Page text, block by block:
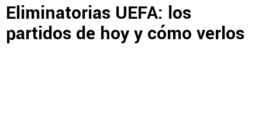
Eliminatorias UEFA: los
partidos de hoy y cómo verlos